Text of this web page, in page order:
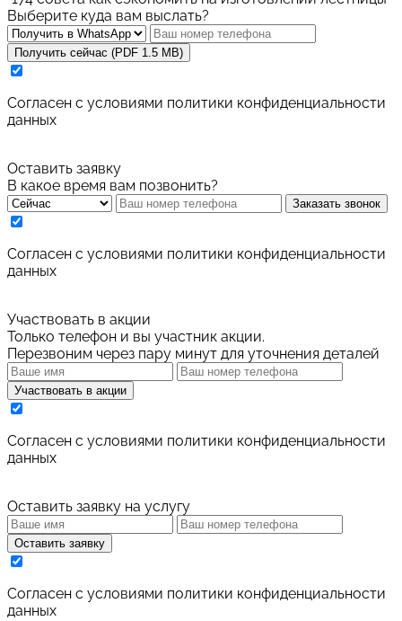
Выберите куда вам выслать?
Получить сейчас (PDF 1.5 MB)
Cогласен с условиями политики конфиденциальности
данных
Оставить заявку
В какое время вам позвонить?
Заказать звонок
Cогласен с условиями политики конфиденциальности
данных
Участвовать в акции
Только телефон и вы участник акции.
Перезвоним через пару минут для уточнения деталей
Участвовать в акции
Cогласен с условиями политики конфиденциальности
данных
Оставить заявку на услугу
Оставить заявку
Cогласен с условиями политики конфиденциальности
данных